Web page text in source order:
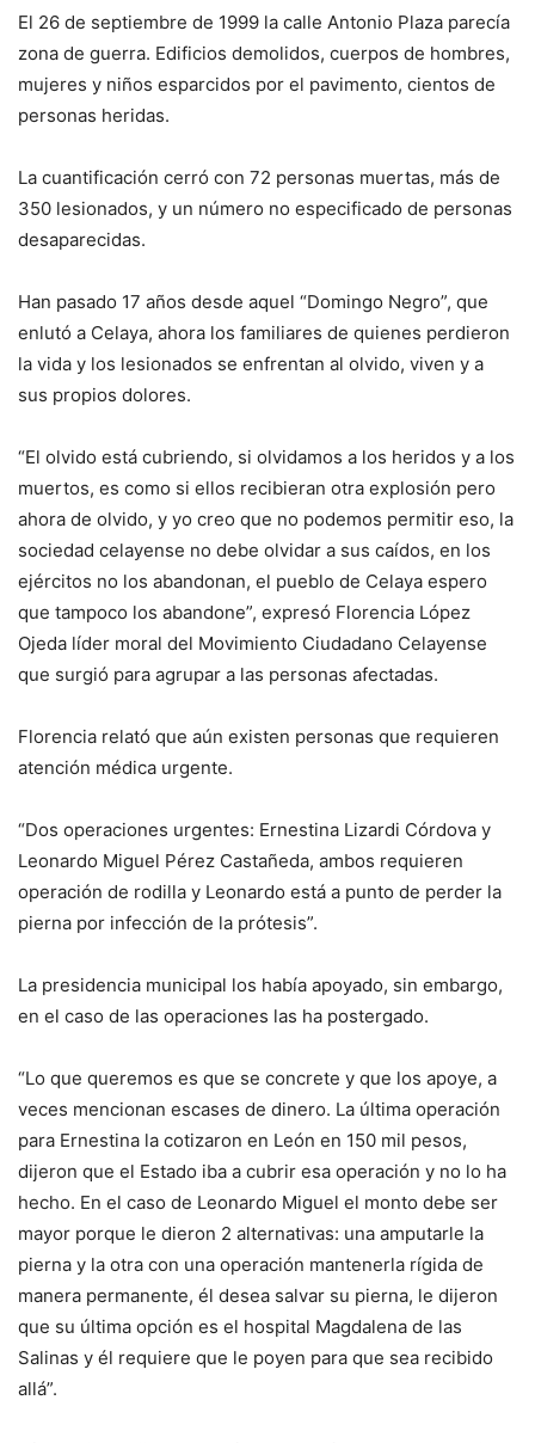
El 26 de septiembre de 1999 la calle Antonio Plaza parecía
zona de guerra. Edificios demolidos, cuerpos de hombres,
mujeres y niños esparcidos por el pavimento, cientos de
personas heridas.
La cuantificación cerró con 72 personas muertas, más de
350 lesionados, y un número no especificado de personas
desaparecidas.
Han pasado 17 años desde aquel “Domingo Negro”, que
enlutó a Celaya, ahora los familiares de quienes perdieron
la vida y los lesionados se enfrentan al olvido, viven y a
sus propios dolores.
“El olvido está cubriendo, si olvidamos a los heridos y a los
muertos, es como si ellos recibieran otra explosión pero
ahora de olvido, y yo creo que no podemos permitir eso, la
sociedad celayense no debe olvidar a sus caídos, en los
ejércitos no los abandonan, el pueblo de Celaya espero
que tampoco los abandone”, expresó Florencia López
Ojeda líder moral del Movimiento Ciudadano Celayense
que surgió para agrupar a las personas afectadas.
Florencia relató que aún existen personas que requieren
atención médica urgente.
“Dos operaciones urgentes: Ernestina Lizardi Córdova y
Leonardo Miguel Pérez Castañeda, ambos requieren
operación de rodilla y Leonardo está a punto de perder la
pierna por infección de la prótesis”.
La presidencia municipal los había apoyado, sin embargo,
en el caso de las operaciones las ha postergado.
“Lo que queremos es que se concrete y que los apoye, a
veces mencionan escases de dinero. La última operación
para Ernestina la cotizaron en León en 150 mil pesos,
dijeron que el Estado iba a cubrir esa operación y no lo ha
hecho. En el caso de Leonardo Miguel el monto debe ser
mayor porque le dieron 2 alternativas: una amputarle la
pierna y la otra con una operación mantenerla rígida de
manera permanente, él desea salvar su pierna, le dijeron
que su última opción es el hospital Magdalena de las
Salinas y él requiere que le poyen para que sea recibido
allá”.